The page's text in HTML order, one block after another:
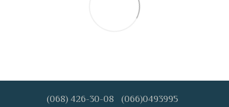
(068) 426-30-08 (066)0493995